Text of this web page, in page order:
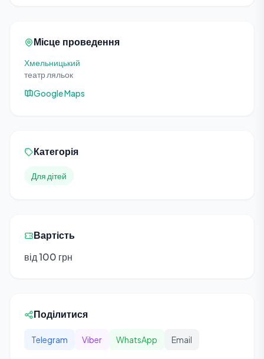
Місце проведення
Хмельницький
театр ляльок
Google Maps
Категорія
Для дітей
Вартість
від 100 грн
Поділитися
Telegram Viber WhatsApp Email